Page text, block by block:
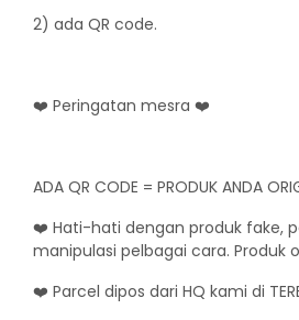
2) ada QR code.
❤️ Peringatan mesra ❤️
ADA QR CODE = PRODUK ANDA
❤️ Hati-hati dengan produk fake,
manipulasi pelbagai cara. Produk
❤️ Parcel dipos dari HQ kami di